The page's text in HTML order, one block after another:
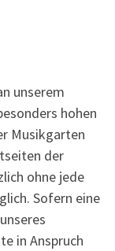
unserem
hohen
Musikgarten
der
ohne jede
Sofern eine
in Anspruch